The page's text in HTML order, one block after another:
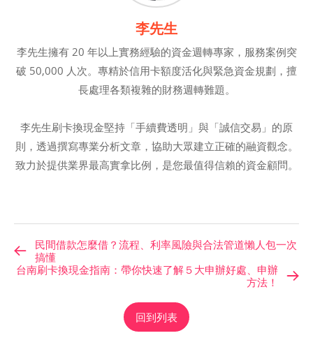
李先生
李先生擁有 20 年以上實務經驗的資金週轉專家，服務案例突
破 50,000 人次。專精於信用卡額度活化與緊急資金規劃，擅
長處理各類複雜的財務週轉難題。
李先生刷卡換現金堅持「手續費透明」與「誠信交易」的原
則，透過撰寫專業分析文章，協助大眾建立正確的融資觀念。
致力於提供業界最高實拿比例，是您最值得信賴的資金顧問。
民間借款怎麼借？流程、利率風險與合法管道懶人包一次
搞懂
台南刷卡換現金指南：帶你快速了解５大申辦好處、申辦
方法！
回到列表